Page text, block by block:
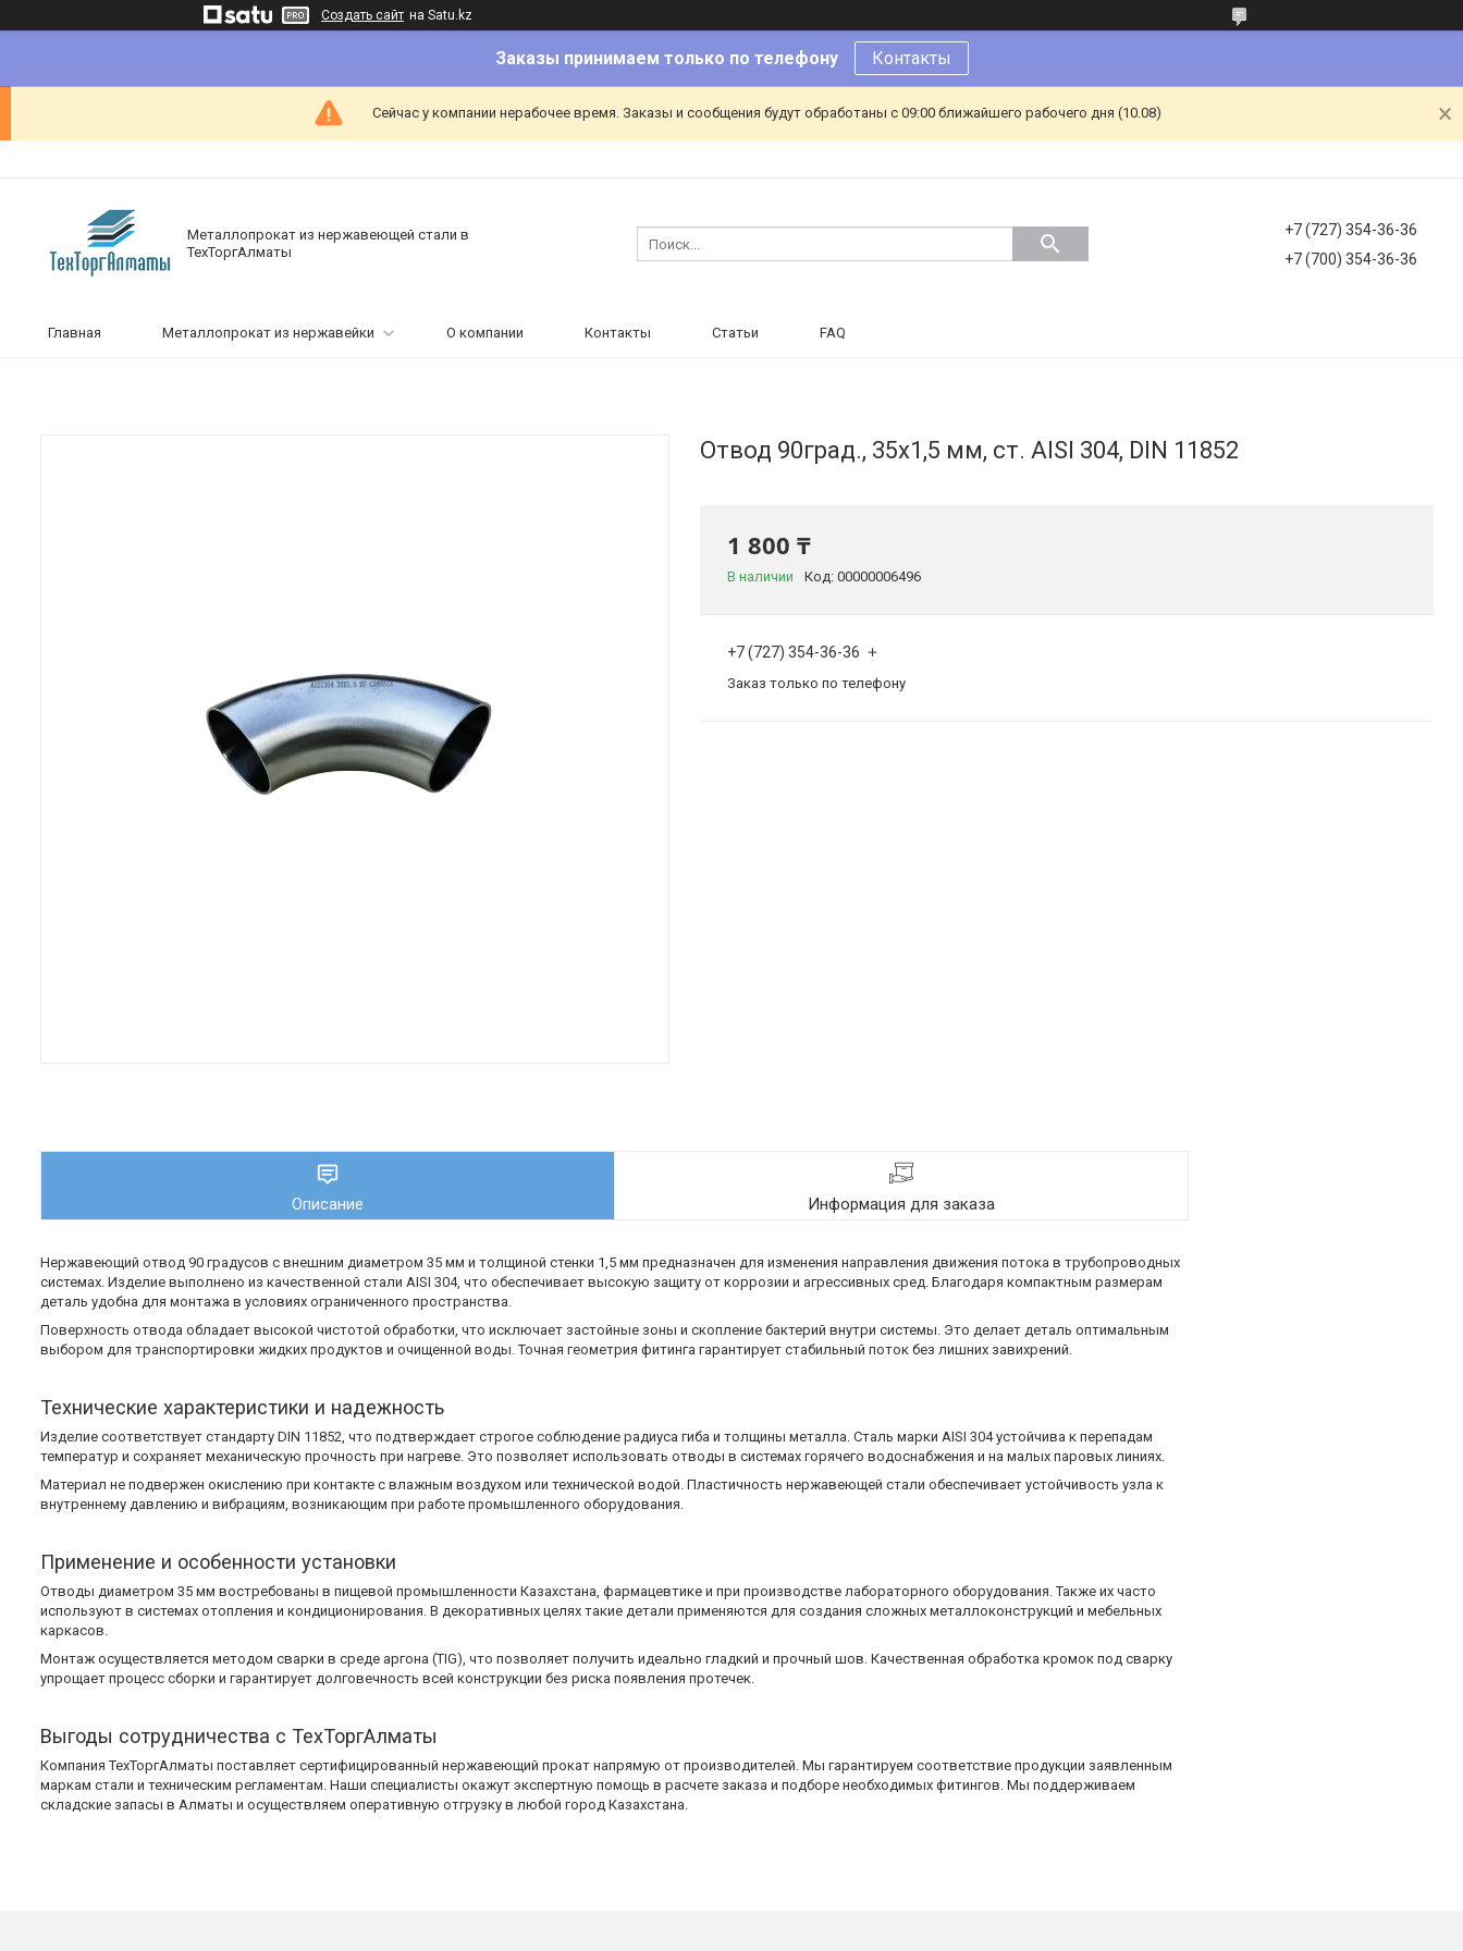
Создать сайт на Satu.kz
Заказы принимаем только по телефону Контакты
Сейчас у компании нерабочее время. Заказы и сообщения будут обработаны с 09:00 ближайшего рабочего дня (10.08)
Металлопрокат из нержавеющей стали в
ТехТоргАлматы
+7 (727) 354-36-36
+7 (700) 354-36-36
Главная Металлопрокат из нержавейки О компании Контакты Статьи FAQ
Отвод 90град., 35х1,5 мм, ст. AISI 304, DIN 11852
1 800 ₸
В наличии Код: 00000006496
+7 (727) 354-36-36
Заказ только по телефону
Описание Информация для заказа
Нержавеющий отвод 90 градусов с внешним диаметром 35 мм и толщиной стенки 1,5 мм предназначен для изменения направления движения потока в трубопроводных
системах. Изделие выполнено из качественной стали AISI 304, что обеспечивает высокую защиту от коррозии и агрессивных сред. Благодаря компактным размерам
деталь удобна для монтажа в условиях ограниченного пространства.
Поверхность отвода обладает высокой чистотой обработки, что исключает застойные зоны и скопление бактерий внутри системы. Это делает деталь оптимальным
выбором для транспортировки жидких продуктов и очищенной воды. Точная геометрия фитинга гарантирует стабильный поток без лишних завихрений.
Технические характеристики и надежность
Изделие соответствует стандарту DIN 11852, что подтверждает строгое соблюдение радиуса гиба и толщины металла. Сталь марки AISI 304 устойчива к перепадам
температур и сохраняет механическую прочность при нагреве. Это позволяет использовать отводы в системах горячего водоснабжения и на малых паровых линиях.
Материал не подвержен окислению при контакте с влажным воздухом или технической водой. Пластичность нержавеющей стали обеспечивает устойчивость узла к
внутреннему давлению и вибрациям, возникающим при работе промышленного оборудования.
Применение и особенности установки
Отводы диаметром 35 мм востребованы в пищевой промышленности Казахстана, фармацевтике и при производстве лабораторного оборудования. Также их часто
используют в системах отопления и кондиционирования. В декоративных целях такие детали применяются для создания сложных металлоконструкций и мебельных
каркасов.
Монтаж осуществляется методом сварки в среде аргона (TIG), что позволяет получить идеально гладкий и прочный шов. Качественная обработка кромок под сварку
упрощает процесс сборки и гарантирует долговечность всей конструкции без риска появления протечек.
Выгоды сотрудничества с ТехТоргАлматы
Компания ТехТоргАлматы поставляет сертифицированный нержавеющий прокат напрямую от производителей. Мы гарантируем соответствие продукции заявленным
маркам стали и техническим регламентам. Наши специалисты окажут экспертную помощь в расчете заказа и подборе необходимых фитингов. Мы поддерживаем
складские запасы в Алматы и осуществляем оперативную отгрузку в любой город Казахстана.